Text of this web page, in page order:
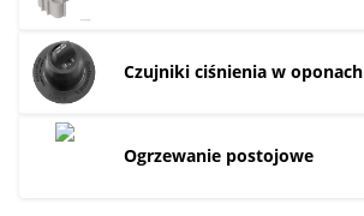
Czujniki ciśnienia w oponach
Ogrzewanie postojowe